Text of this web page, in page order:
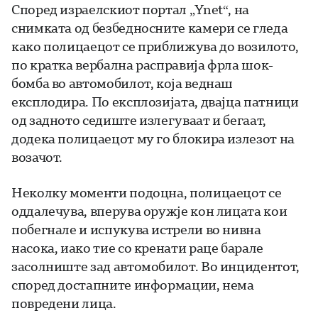
Според израелскиот портал „Ynet“, на
снимката од безбедносните камери се гледа
како полицаецот се приближува до возилото,
по кратка вербална расправија фрла шок-
бомба во автомобилот, која веднаш
експлодира. По експлозијата, двајца патници
од задното седиште излегуваат и бегаат,
додека полицаецот му го блокира излезот на
возачот.
Неколку моменти подоцна, полицаецот се
оддалечува, вперува оружје кон лицата кои
побегнале и испукува истрели во нивна
насока, иако тие со кренати раце барале
засолниште зад автомобилот. Во инцидентот,
според достапните информации, нема
повредени лица.